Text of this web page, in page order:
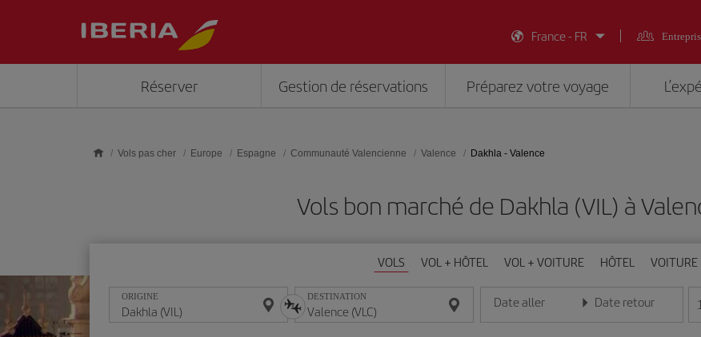
France - FR
Réserver Gestion de réservations Préparez votre voyage
Vols pas cher Europe Espagne Communauté Valencienne Valence Dakhla - Valence
Vols bon marché de Dakhla (VIL) à
VOLS VOL + HÔTEL VOL + VOITURE HÔTEL VOITURE
ORIGINE DESTINATION Date aller
Entrez la date au format jour/mois/année
Date retour
Entrez la date au format 1